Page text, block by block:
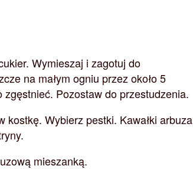
Wymieszaj i zagotuj do
na małym ogniu przez około 5
Pozostaw do przestudzenia.
Wybierz pestki. Kawałki arbuza
mieszanką.